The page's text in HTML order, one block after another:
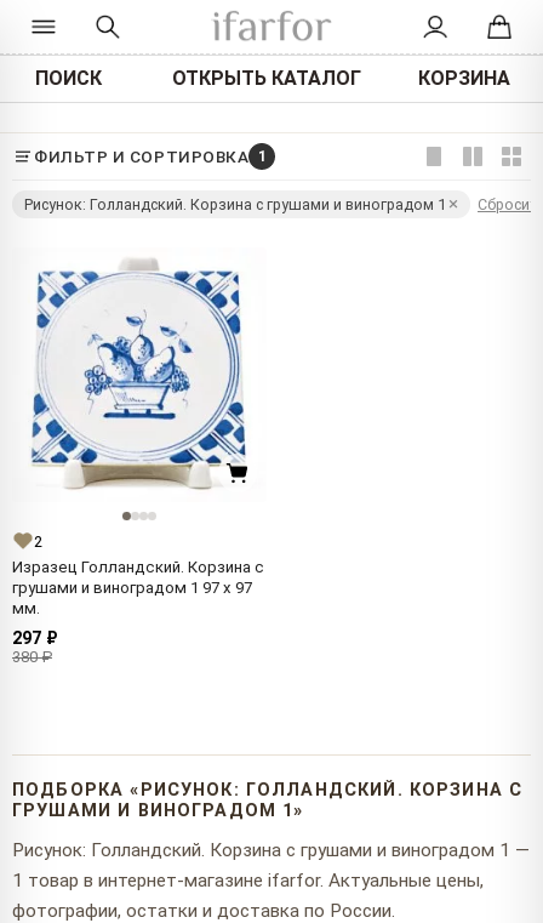
ПОИСК ОТКРЫТЬ КАТАЛОГ КОРЗИНА
ФИЛЬТР И СОРТИРОВКА 1
Рисунок: Голландский. Корзина с грушами и виноградом 1
2
Изразец Голландский. Корзина с
грушами и виноградом 1 97 x 97
мм.
297 ₽
380 ₽
ПОДБОРКА «РИСУНОК: ГОЛЛАНДСКИЙ. КОРЗИНА С
ГРУШАМИ И ВИНОГРАДОМ 1»
Рисунок: Голландский. Корзина с грушами и виноградом 1 —
1 товар в интернет-магазине ifarfor. Актуальные цены,
фотографии, остатки и доставка по России.